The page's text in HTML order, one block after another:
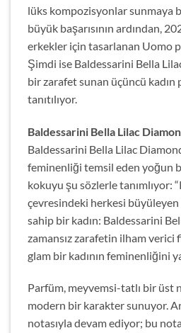
lüks kompozisyonlar sunmaya
büyük başarısının ardından,
erkekler için tasarlanan Uomo
Şimdi ise Baldessarini Bella
bir zarafet sunan üçüncü
tanıtılıyor.
Baldessarini Bella Lilac
Baldessarini Bella Lilac
feminenliği temsil eden yoğun
kokuyu şu sözlerle tanımlıyor:
çevresindeki herkesi
sahip bir kadın: Baldessarini
zamansız zarafetin ilham
glam bir kadının feminenliğini
Parfüm, meyvemsi-tatlı bir üst
modern bir karakter sunuyor.
notasıyla devam ediyor; bu